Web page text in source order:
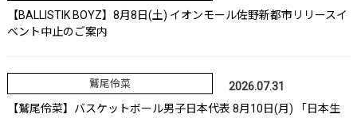
【BALLISTIK BOYZ】8月8日(土) イオンモール佐野新都市リリースイ
ベント中止のご案内
鷲尾伶菜
2026.07.31
【鷲尾伶菜】バスケットボール男子日本代表 8月10日(月) 「日本生